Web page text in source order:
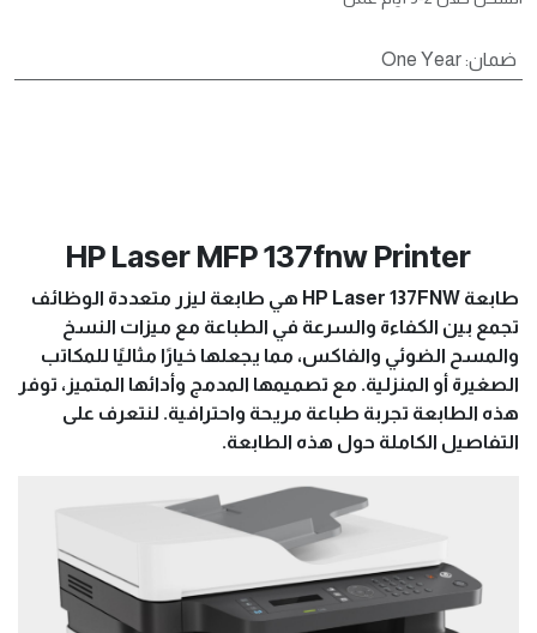
ضمان:
One Year
HP Laser MFP 137fnw Printer
طابعة HP Laser 137FNW هي طابعة ليزر متعددة الوظائف
تجمع بين الكفاءة والسرعة في الطباعة مع ميزات النسخ
والمسح الضوئي والفاكس، مما يجعلها خيارًا مثاليًا للمكاتب
الصغيرة أو المنزلية. مع تصميمها المدمج وأدائها المتميز، توفر
هذه الطابعة تجربة طباعة مريحة واحترافية. لنتعرف على
التفاصيل الكاملة حول هذه الطابعة.